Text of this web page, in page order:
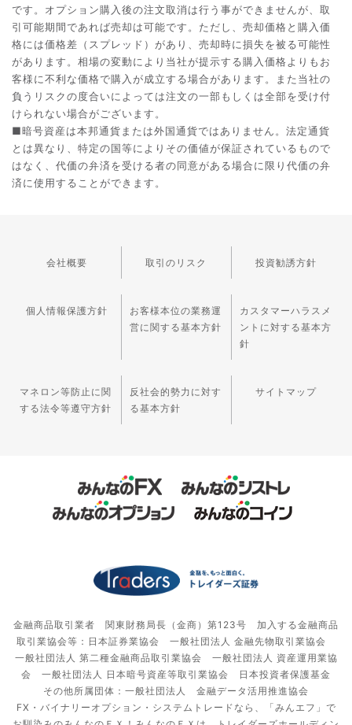
です。オプション購入後の注文取消は行う事ができませんが、取
引可能期間であれば売却は可能です。ただし、売却価格と購入価
格には価格差（スプレッド）があり、売却時に損失を被る可能性
があります。相場の変動により当社が提示する購入価格よりもお
客様に不利な価格で購入が成立する場合があります。また当社の
負うリスクの度合いによっては注文の一部もしくは全部を受け付
けられない場合がございます。
■暗号資産は本邦通貨または外国通貨ではありません。法定通貨
とは異なり、特定の国等によりその価値が保証されているもので
はなく、代価の弁済を受ける者の同意がある場合に限り代価の弁
済に使用することができます。
会社概要 取引のリスク 投資勧誘方針
個人情報保護方針
お客様本位の業務運
営に関する基本方針
カスタマーハラスメ
ントに対する基本方
針
マネロン等防止に関
する法令等遵守方針
反社会的勢力に対す
る基本方針
サイトマップ
金融商品取引業者 関東財務局長（金商）第123号 加入する金融商品
取引業協会等：日本証券業協会 一般社団法人 金融先物取引業協会
一般社団法人 第二種金融商品取引業協会 一般社団法人 資産運用業協
会 一般社団法人 日本暗号資産等取引業協会 日本投資者保護基金
その他所属団体：一般社団法人 金融データ活用推進協会
FX・バイナリーオプション・システムトレードなら、「みんエフ」で